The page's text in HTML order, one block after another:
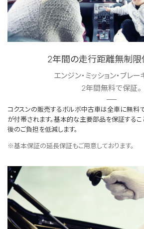
2年間の走行距離無制限
エンジン・ミッション・ブレ
2年間無料で保証。
コクスンの販売するボルボ中古車は全車に無料
が付帯されます。基本的な主要部品を保証するこ
後のご負担を低減します。
※基本保証の延長保証もご用意しております。